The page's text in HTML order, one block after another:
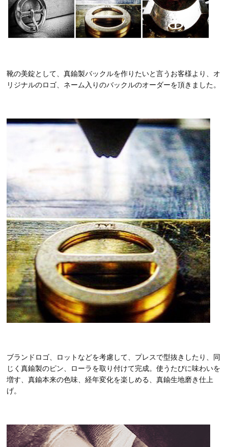
靴の美錠として、真鍮製バックルを作りたいと言うお客様より、オ
リジナルのロゴ、ネーム入りのバックルのオーダーを頂きました。
ブランドロゴ、ロットなどを考慮して、プレスで型抜きしたり、同
じく真鍮製のピン、ローラを取り付けて完成。使うたびに味わいを
増す、真鍮本来の色味、経年変化を楽しめる、真鍮生地磨き仕上
げ。